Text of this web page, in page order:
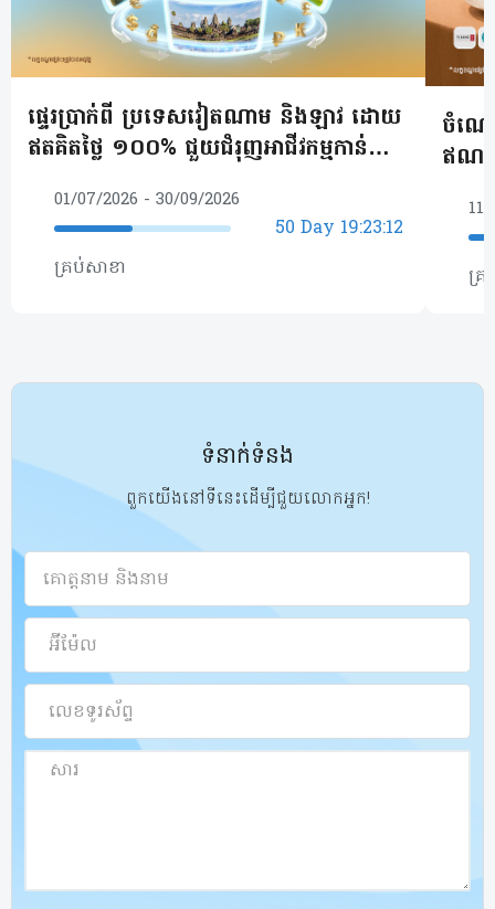
ផ្ទេរប្រាក់ពី ប្រទេសវៀតណាម និងឡាវ ដោយ
ឥតគិតថ្លៃ ១០០% ជួយជំរុញអាជីវកម្មកាន់តែ
01/07/2026 - 30/09/2026
50 Day 19:23:12
គ្រប់សាខា
ចំណេ
ឥណទ
គ្រ
ទំនាក់ទំនង
ពួកយើងនៅទីនេះដើម្បីជួយលោកអ្នក!